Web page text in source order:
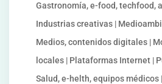
Gastronomía, e-food, techfood,
Industrias creativas |
Medios, contenidos digitales |
locales | Plataformas Internet |
Salud, e-helth, equipos médicos